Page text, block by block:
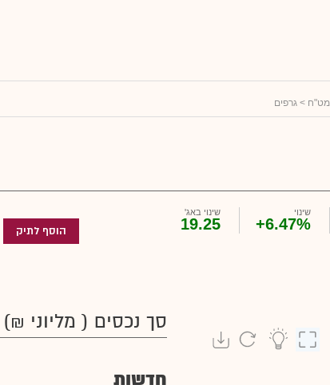
> גרפים
שינוי
+6.47%
שינוי באג'
19.25 הוסף לתיק
סך נכסים ( מליוני ₪)
חדשות